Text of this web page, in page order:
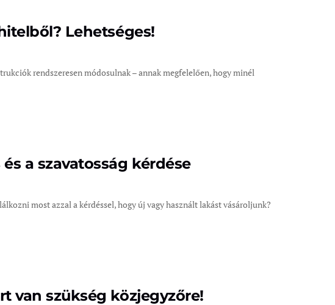
Lehetséges!
rendszeresen módosulnak – annak megfelelően, hogy minél
a szavatosság kérdése
most azzal a kérdéssel, hogy új vagy használt lakást vásároljunk?
van szükség közjegyzőre!